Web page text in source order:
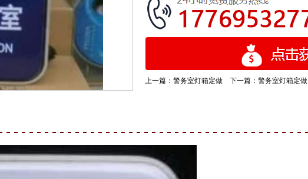
上一篇： 警务室灯箱定做 下一篇： 警务室灯箱定做